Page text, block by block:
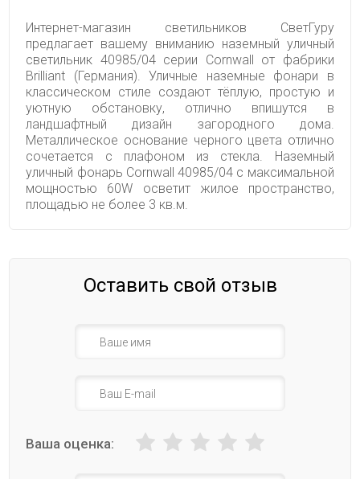
Интернет-магазин светильников СветГуру
предлагает вашему вниманию наземный уличный
светильник 40985/04 серии Cornwall от фабрики
Brilliant (Германия). Уличные наземные фонари в
классическом стиле создают тёплую, простую и
уютную обстановку, отлично впишутся в
ландшафтный дизайн загородного дома.
Металлическое основание черного цвета отлично
сочетается с плафоном из стекла. Наземный
уличный фонарь Cornwall 40985/04 с максимальной
мощностью 60W осветит жилое пространство,
площадью не более 3 кв.м.
Оставить свой отзыв
Ваша оценка: